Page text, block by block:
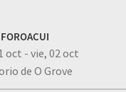
oct - vie, 02 oct
de O Grove